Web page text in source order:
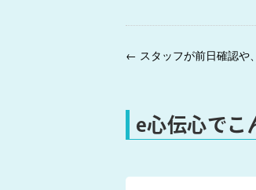
e心伝心でこ